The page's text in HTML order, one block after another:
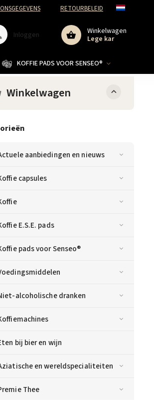
RETOURBELEID
Winkelwagen
Lege kar
Inloggen
KOFFIE PADS VOOR SENSEO®
Winkelwagen
aanbiedingen en nieuws
capsules
E.S.E. pads
pads voor Senseo®
alcoholische dranken
bij bier en wijn
en wereldspecialiteiten
Thee